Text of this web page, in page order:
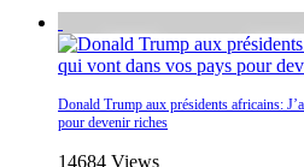
Donald Trump aux présidents africains:
pour devenir riches
14684 Views